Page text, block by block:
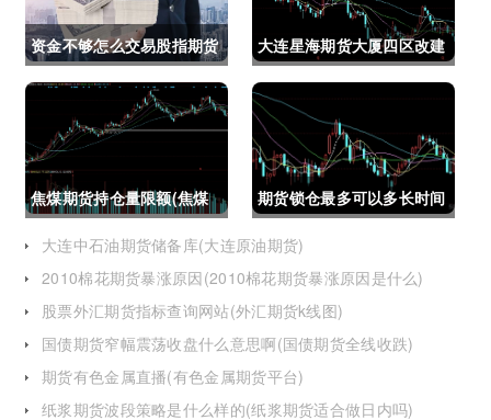
资金不够怎么交易股指期货
(资金不够怎么交易股指期
货呢)
大连星海期货大厦四区改建
(大连星海广场期货大厦)
焦煤期货持仓量限额(焦煤
期货持仓量限额是多少)
期货锁仓最多可以多长时间
(期货锁仓最多可以多长时
间卖出)
大连中石油期货储备库(大连原油期货)
2010棉花期货暴涨原因(2010棉花期货暴涨原因是什么)
股票外汇期货指标查询网站(外汇期货k线图)
国债期货窄幅震荡收盘什么意思啊(国债期货全线收跌)
期货有色金属直播(有色金属期货平台)
纸浆期货波段策略是什么样的(纸浆期货适合做日内吗)